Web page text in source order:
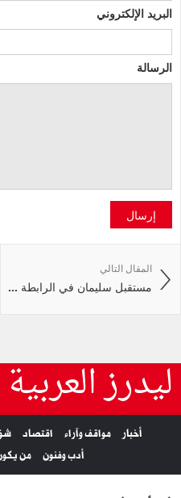
البريد الإلكتروني
الرسالة
إرسال
المقال التالي
مستقبل سليمان في الرابطة ...
ليدرز العربية
أخبار مواقف وآراء اقتصاد
أدب وفنون
من